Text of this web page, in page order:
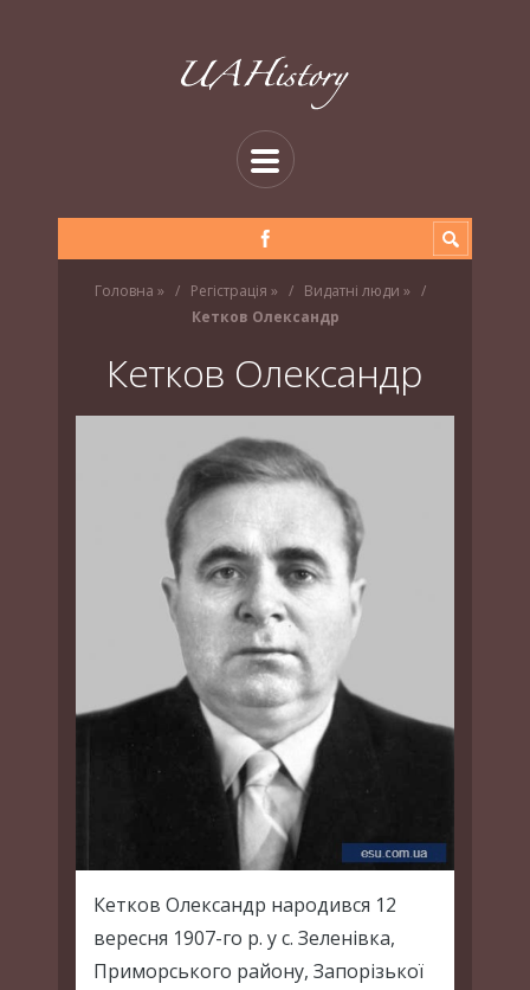
Головна » Регістрація » Видатні люди »
Кетков Олександр
Кетков Олександр
Кетков Олександр народився 12
вересня 1907-го р. у с. Зеленівка,
Приморського району, Запорізької